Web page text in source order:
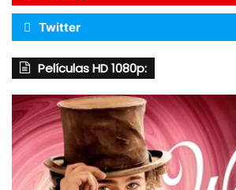
Twitter
Películas HD 1080p: